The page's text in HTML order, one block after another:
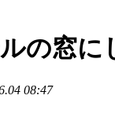
ルの窓
08:47